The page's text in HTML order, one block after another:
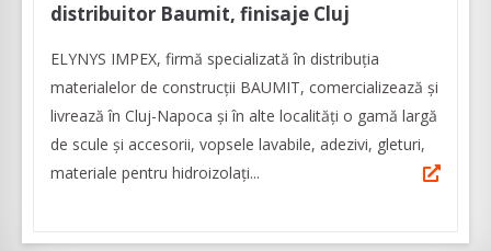
distribuitor Baumit, finisaje Cluj
ELYNYS IMPEX, firmă specializată în distribuția
materialelor de construcții BAUMIT, comercializează și
livrează în Cluj-Napoca și în alte localități o gamă largă
de scule și accesorii, vopsele lavabile, adezivi, gleturi,
materiale pentru hidroizolați...